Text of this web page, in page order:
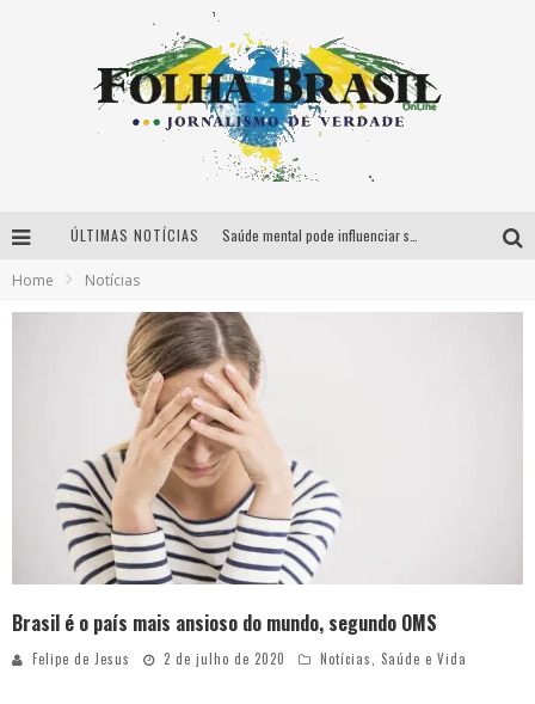
ÚLTIMAS NOTÍCIAS
Home Notícias
Brasil é o país mais ansioso do mundo, segundo OMS
Felipe de Jesus 2 de julho de 2020 Notícias, Saúde e Vida